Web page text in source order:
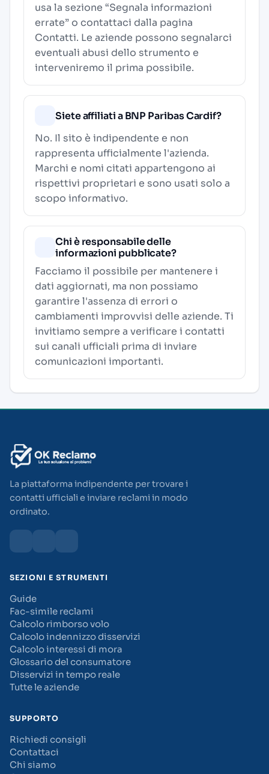
usa la sezione “Segnala informazioni
errate” o contattaci dalla pagina
Contatti. Le aziende possono segnalarci
eventuali abusi dello strumento e
interveniremo il prima possibile.
Siete affiliati a BNP Paribas Cardif?
No. Il sito è indipendente e non
rappresenta ufficialmente l'azienda.
Marchi e nomi citati appartengono ai
rispettivi proprietari e sono usati solo a
scopo informativo.
Chi è responsabile delle
informazioni pubblicate?
Facciamo il possibile per mantenere i
dati aggiornati, ma non possiamo
garantire l'assenza di errori o
cambiamenti improvvisi delle aziende. Ti
invitiamo sempre a verificare i contatti
sui canali ufficiali prima di inviare
comunicazioni importanti.
La piattaforma indipendente per trovare i
contatti ufficiali e inviare reclami in modo
ordinato.
SEZIONI E STRUMENTI
Guide
Fac-simile reclami
Calcolo rimborso volo
Calcolo indennizzo disservizi
Calcolo interessi di mora
Glossario del consumatore
Disservizi in tempo reale
Tutte le aziende
SUPPORTO
Richiedi consigli
Contattaci
Chi siamo